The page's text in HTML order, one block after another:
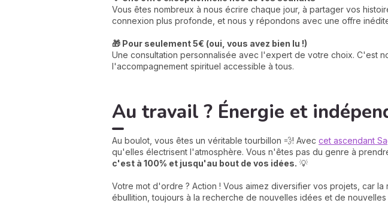
Vous êtes nombreux à nous écrire chaque jour, à partager vos
connexion plus profonde, et nous y répondons avec une offre
🎁 Pour seulement 5€ (oui, vous avez bien lu !)
Une consultation personnalisée avec l'expert de votre choix. C'est
l'accompagnement spirituel accessible à tous.
Au travail ? Énergie et
Au boulot, vous êtes un véritable tourbillon 💨! Avec cet ascendant
qu'elles électrisent l'atmosphère. Vous n'êtes pas du genre à
c'est à 100% et jusqu'au bout de vos idées. 💡
Votre mot d'ordre ? Action ! Vous aimez diversifier vos projets, car
ébullition, toujours à la recherche de nouvelles idées et de